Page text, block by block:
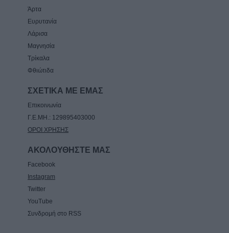
Άρτα
Ευρυτανία
Λάρισα
Μαγνησία
Τρίκαλα
Φθιώτιδα
ΣΧΕΤΙΚΑ ΜΕ ΕΜΑΣ
Επικοινωνία
Γ.Ε.ΜΗ.: 129895403000
ΟΡΟΙ ΧΡΗΣΗΣ
ΑΚΟΛΟΥΘΗΣΤΕ ΜΑΣ
Facebook
Instagram
Twitter
YouTube
Συνδρομή στο RSS